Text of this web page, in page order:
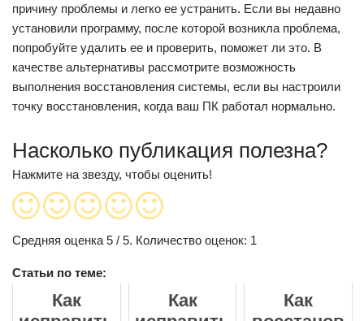
причину проблемы и легко ее устранить. Если вы недавно
установили программу, после которой возникла проблема,
попробуйте удалить ее и проверить, поможет ли это. В
качестве альтернативы рассмотрите возможность
выполнения восстановления системы, если вы настроили
точку восстановления, когда ваш ПК работал нормально.
Насколько публикация полезна?
Нажмите на звезду, чтобы оценить!
Средняя оценка 5 / 5. Количество оценок: 1
Статьи по теме:
Как
Как
Как